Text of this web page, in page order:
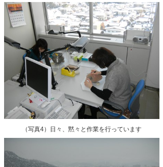
（写真4）日々、黙々と作業を行っています